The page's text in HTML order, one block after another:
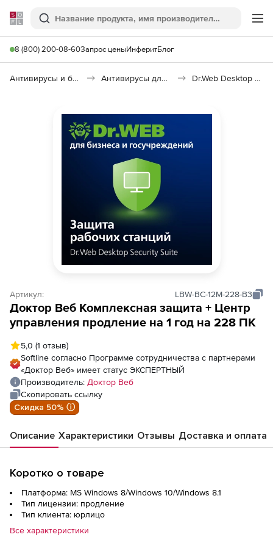
Softline
Поиск
8 (800) 200-08-60Запрос ценыИнферитБлог
Антивирусы и безопасность Антивирусы для организаций Dr.Web Desktop Security Suite
Артикул: LBW-BC-12M-228-B3
Доктор Веб Комплексная защита + Центр
управления продление на 1 год на 228 ПК
5,0 (1 отзыв)
Softline согласно Программе сотрудничества с партнерами
«Доктор Веб» имеет статус ЭКСПЕРТНЫЙ
Производитель: Доктор Веб
Скопировать ссылку
Скидка 50% ⓘ
Описание Характеристики Отзывы Доставка и оплата
Коротко о товаре
Платформа: MS Windows 8/Windows 10/Windows 8.1
Тип лицензии: продление
Тип клиента: юрлицо
Все характеристики